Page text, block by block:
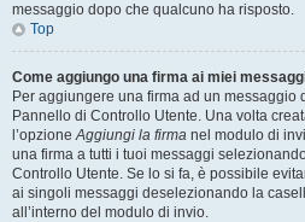
messaggio dopo che qualcuno ha risposto.
Top
Come aggiungo una firma ai miei
Per aggiungere una firma ad un messaggio
Pannello di Controllo Utente. Una volta
l’opzioneAggiungi la firma nel modulo di
una firma a tutti i tuoi messaggi
Controllo Utente. Se lo si fa, è possibile
ai singoli messaggi deselezionando la
all’interno del modulo di invio.